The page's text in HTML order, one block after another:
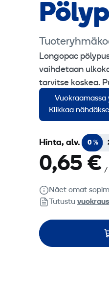
Longopac
vaihdetaan
tarvitse koskea.
Myyntierä 1 metri.
Vuokraamassa
Klikkaa
Hinta, alv. 0 %
0,65 € /
Näet omat
Tutustu